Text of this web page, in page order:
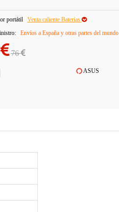
portátil
Venta caliente Baterías
Envíos a España y otras partes del mundo
76
ASUS